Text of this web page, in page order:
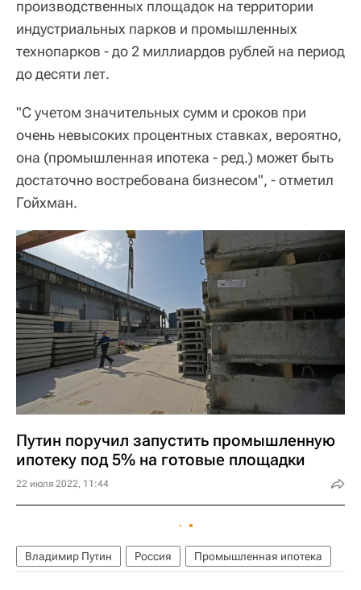
производственных площадок на территории
индустриальных парков и промышленных
технопарков - до 2 миллиардов рублей на период
до десяти лет.
"С учетом значительных сумм и сроков при
очень невысоких процентных ставках, вероятно,
она (промышленная ипотека - ред.) может быть
достаточно востребована бизнесом", - отметил
Гойхман.
Путин поручил запустить промышленную
ипотеку под 5% на готовые площадки
22 июля 2022, 11:44
Владимир Путин Россия Промышленная ипотека